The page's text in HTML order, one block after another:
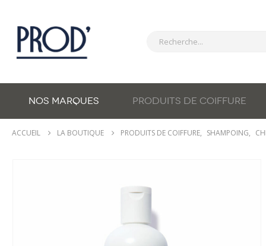
NOS MARQUES PRODUITS DE COIFFURE
ACCUEIL LA BOUTIQUE PRODUITS DE COIFFURE, SHAMPOING,